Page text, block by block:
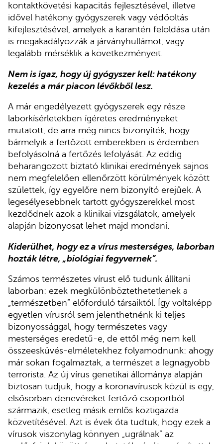
kontaktkövetési kapacitás fejlesztésével, illetve
idővel hatékony gyógyszerek vagy védőoltás
kifejlesztésével, amelyek a karantén feloldása után
is megakadályozzák a járványhullámot, vagy
legalább mérséklik a következményeit.
Nem is igaz, hogy új gyógyszer kell: hatékony
kezelés a már piacon lévőkből lesz.
A már engedélyezett gyógyszerek egy része
laborkísérletekben ígéretes eredményeket
mutatott, de arra még nincs bizonyíték, hogy
bármelyik a fertőzött emberekben is érdemben
befolyásolná a fertőzés lefolyását. Az eddig
beharangozott biztató klinikai eredmények sajnos
nem megfelelően ellenőrzött körülmények között
születtek, így egyelőre nem bizonyító erejűek. A
legesélyesebbnek tartott gyógyszerekkel most
kezdődnek azok a klinikai vizsgálatok, amelyek
alapján bizonyosat lehet majd mondani.
Kiderülhet, hogy ez a vírus mesterséges, laborban
hozták létre, „biológiai fegyvernek”.
Számos természetes vírust elő tudunk állítani
laborban: ezek megkülönböztethetetlenek a
„természetben” előforduló társaiktól. Így voltaképp
egyetlen vírusról sem jelenthetnénk ki teljes
bizonyossággal, hogy természetes vagy
mesterséges eredetű-e, de ettől még nem kell
összeesküvés-elméletekhez folyamodnunk: ahogy
már sokan fogalmaztak, a természet a legnagyobb
terrorista. Az új vírus genetikai állománya alapján
biztosan tudjuk, hogy a koronavírusok közül is egy,
elsősorban denevéreket fertőző csoportból
származik, esetleg másik emlős köztigazda
közvetítésével. Azt is évek óta tudtuk, hogy ezek a
vírusok viszonylag könnyen „ugrálnak” az